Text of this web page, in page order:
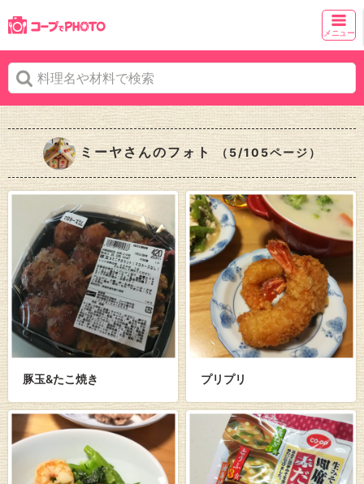
メニュー
ミーヤさんのフォト （5/105ページ）
豚玉&たこ焼き プリプリ